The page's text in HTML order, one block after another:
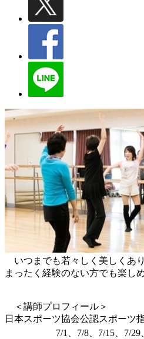
いつまでも若々しく美しくあ
まったく経験のない方でも楽し
＜講師プロフィール＞
日本スポーツ協会公認スポーツ
7/1、7/8、7/15、7/